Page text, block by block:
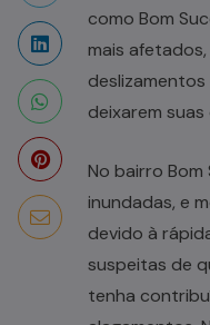
como Bom
mais
deixarem suas
No bairro
inundadas, e
devido à
suspeitas de
tenha